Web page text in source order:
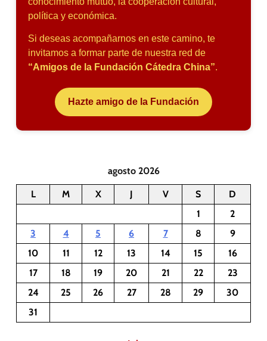
política y económica.
Si deseas acompañarnos en este camino, te
invitamos a formar parte de nuestra red de
“Amigos de la Fundación Cátedra China”.
Hazte amigo de la Fundación
agosto 2026
L M X J V S
D
1
2
3
4 5 6 7 8
9
10
11 12 13 14 15
16
17
18 19 20 21 22
23
24
25 26 27 28 29
30
31